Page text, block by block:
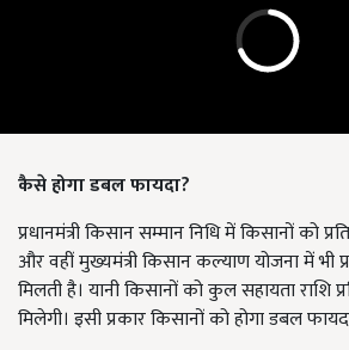
कैसे होगा डबल फायदा?
प्रधानमंत्री किसान सम्मान निधि में किसानों को
और वहीं मुख्यमंत्री किसान कल्याण योजना में भी
मिलती है। यानी किसानों को कुल सहायता राशि
मिलेगी। इसी प्रकार किसानों को होगा डबल